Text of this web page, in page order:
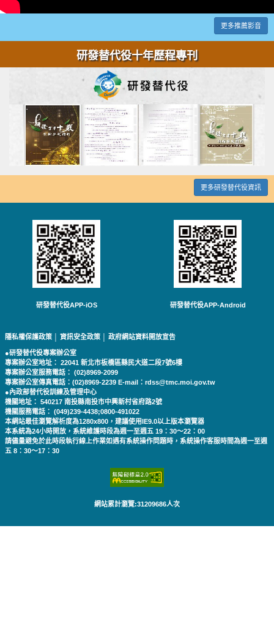
更多推薦影音
研發替代役十年歷程專刊
更多研發替代役資訊
研發替代役APP-iOS 研發替代役APP-Android
隱私權保護政策 資訊安全政策 政府網站資料開放宣告
●研發替代役專案辦公室
專案辦公室地址： 22041 新北市板橋區縣民大道二段7號6樓
專案辦公室服務電話： (02)8969-2099
專案辦公室傳真電話：(02)8969-2239 E-mail：rdss@tmc.moi.gov.tw
●內政部替代役訓練及管理中心
機關地址： 540217 南投縣南投市中興新村省府路2號
機關服務電話： (049)239-4438;0800-491022
本網站最佳瀏覽解析度為1280x800，建議使用IE9.0以上版本瀏覽器
本系統為24小時開放，系統維護時段為週一至週五 19：30～22：00
請儘量避免於此時段執行線上作業如遇有系統操作問題時，系統操作客服時間為週一至週
五 8：30～17：30
網站累計瀏覽:31209686人次